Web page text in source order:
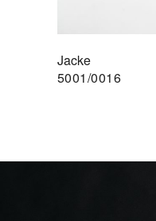
Jacke
5001/0016